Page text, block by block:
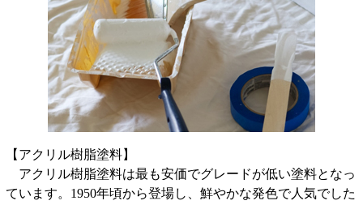
【アクリル樹脂塗料】
アクリル樹脂塗料は最も安価でグレードが低い塗料となっ
ています。1950年頃から登場し、鮮やかな発色で人気でした